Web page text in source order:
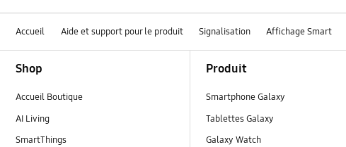
Accueil Aide et support pour le produit Signalisation Affichage Smart
Shop
Accueil Boutique
AI Living
SmartThings
Produit
Smartphone Galaxy
Tablettes Galaxy
Galaxy Watch